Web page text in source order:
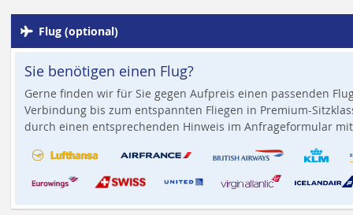
Flug (optional)
Sie benötigen einen Flug?
Gerne finden wir für Sie gegen Aufpreis einen passenden
Verbindung bis zum entspannten Fliegen in Premium-
durch einen entsprechenden Hinweis im Anfrageformular